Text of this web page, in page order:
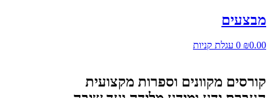
מבצעים
₪0.00
0 עגלת קניות
קורסים מקוונים וספרות מקצועית